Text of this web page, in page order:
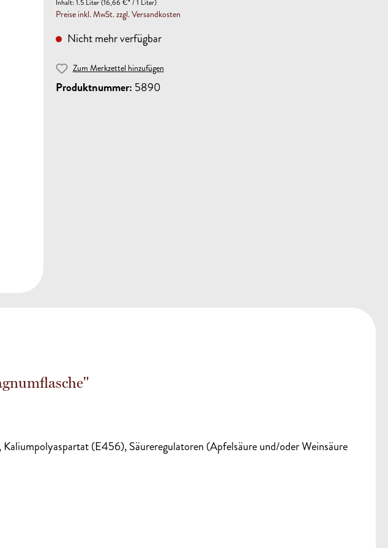
Inhalt:1.5 Liter(16,66 €* / 1 Liter)
Preise inkl. MwSt. zzgl. Versandkosten
Nicht mehr verfügbar
Zum Merkzettel hinzufügen
Produktnummer: 5890
(E456), Säureregulatoren (Apfelsäure und/oder Weinsäure